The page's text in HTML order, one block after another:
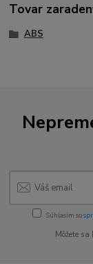
Tovar
ABS
Súhlasím so
Môžete